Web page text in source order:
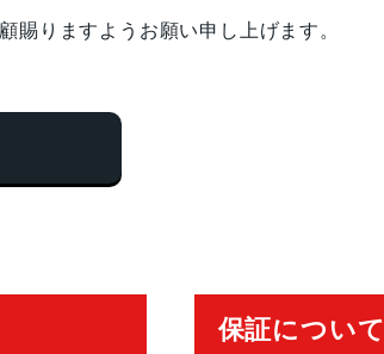
賜りますようお願い申し上げます。
保証について